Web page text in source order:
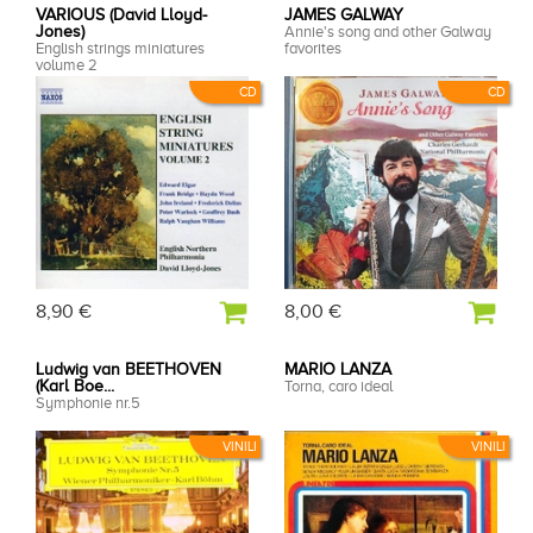
CD
VARIOUS (David Lloyd-
Jones)
English strings miniatures
volume 2
8,90 €
CD
JAMES GALWAY
Annie's song and other Galway
favorites
8,00 €
VINILI
Ludwig van BEETHOVEN
(Karl Boe...
Symphonie nr.5
VINILI
MARIO LANZA
Torna, caro ideal